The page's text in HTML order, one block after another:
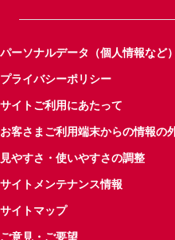
パーソナルデータ（個人情報など
プライバシーポリシー
サイトご利用にあたって
お客さまご利用端末からの情報の
見やすさ・使いやすさの調整
サイトメンテナンス情報
サイトマップ
ご意見・ご要望